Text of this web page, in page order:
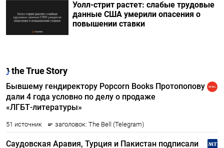
Уолл-стрит растет: слабые трудовые
данные США умерили опасения о
повышении ставки